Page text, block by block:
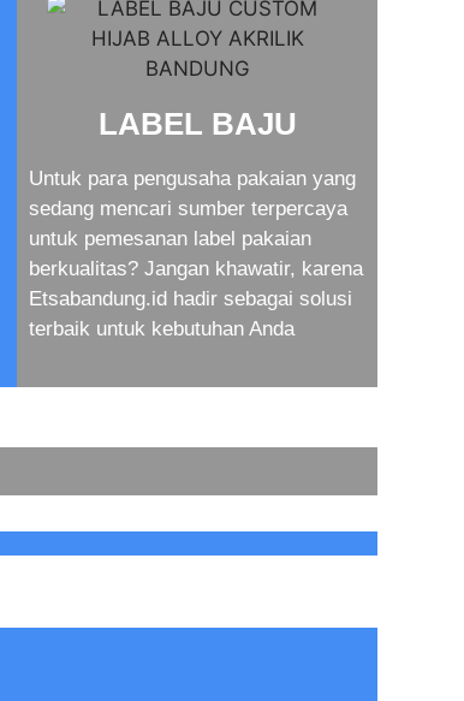
LABEL BAJU
Untuk para pengusaha pakaian yang
sedang mencari sumber terpercaya
untuk pemesanan label pakaian
berkualitas? Jangan khawatir, karena
Etsabandung.id hadir sebagai solusi
terbaik untuk kebutuhan Anda